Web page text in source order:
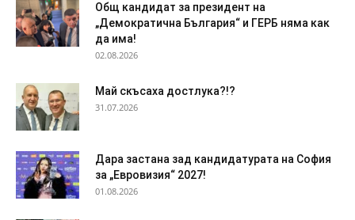
Общ кандидат за президент на
„Демократична България“ и ГЕРБ няма как
да има!
02.08.2026
Май скъсаха достлука?!?
31.07.2026
Дара застана зад кандидатурата на София
за „Евровизия“ 2027!
01.08.2026